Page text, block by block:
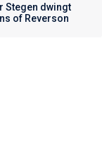
Stegen dwingt
of Reverson